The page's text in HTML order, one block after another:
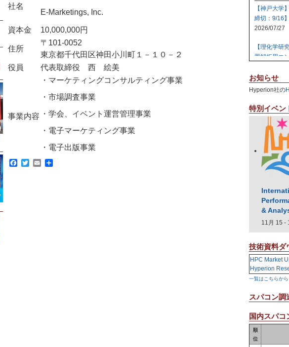
社名
E-Marketings, Inc.
資本金 10,000,000円
住所
〒101-0052
東京都千代田区神田小川町１－１０－２
役員
代表取締役 西 絵美
事業内容
・マーケティングコンサルティング事業
・市場調査事業
・学会、イベント運営管理事業
・電子マーケティング事業
・電子出版事業
Facebook
TwitterEmail
共
【神戸大
締切：9/16
2026/07/27
【理化学
置解析用コ
【日本原
2026/07/24
【日本原
ラスタ計
2026/07/23
【高知大
社エレパ】
お知らせ
Hyperion社の
特別イベン
&
11月 15 -
技術資料ダ
HPC Market
Hyperion
一覧はこちらから
スパコン調
国内スパコ
順
位